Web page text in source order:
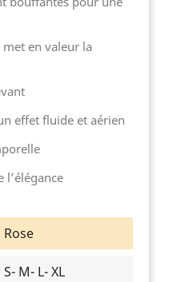
en valeur la
effet fluide et aérien
l’élégance
Rose
S- M- L- XL